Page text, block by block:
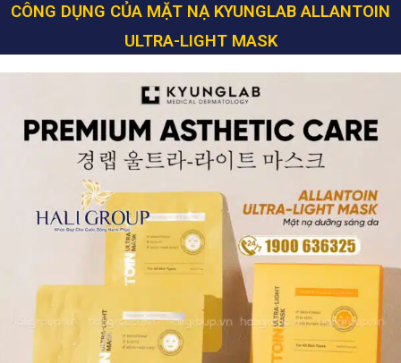
CÔNG DỤNG CỦA MẶT NẠ KYUNGLAB ALLANTOIN
ULTRA-LIGHT MASK